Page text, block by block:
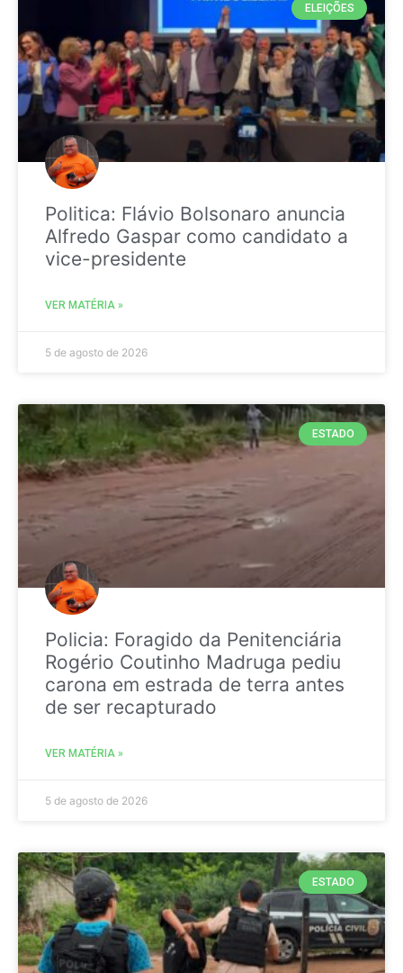
ELEIÇÕES
Politica: Flávio Bolsonaro anuncia
Alfredo Gaspar como candidato a
vice-presidente
VER MATÉRIA »
5 de agosto de 2026
ESTADO
Policia: Foragido da Penitenciária
Rogério Coutinho Madruga pediu
carona em estrada de terra antes
de ser recapturado
VER MATÉRIA »
5 de agosto de 2026
ESTADO